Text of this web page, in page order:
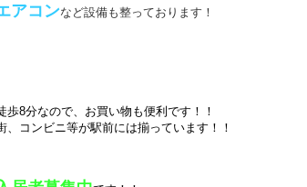
アコンなど設備も整っております！
歩8分なので、お買い物も便利です！！
、コンビニ等が駅前には揃っています！！